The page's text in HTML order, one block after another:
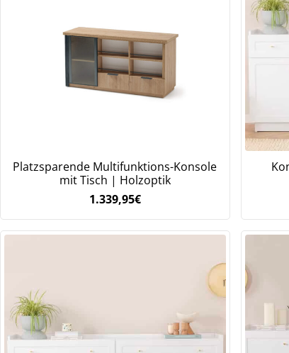
Platzsparende Multifunktions-Konsole
mit Tisch | Holzoptik
1.339,95€